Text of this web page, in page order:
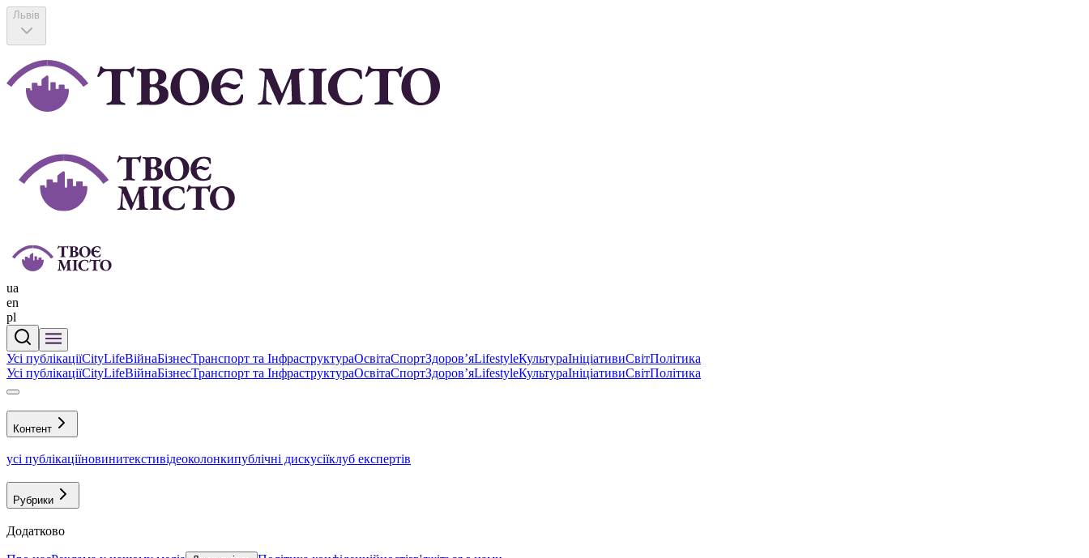
Львів
ua
en
pl
Усі публікаціїCityLifeВійнаБізнесТранспорт та ІнфраструктураОсвітаСпортЗдоровʼяLifestyleКультураІніціативиСвітПолітика
Усі публікаціїCityLifeВійнаБізнесТранспорт та ІнфраструктураОсвітаСпортЗдоровʼяLifestyleКультураІніціативиСвітПолітика
Контент
усі публікаціїновинитекстивідеоколонкипублічні дискусіїклуб експертів
Рубрики
Додатково